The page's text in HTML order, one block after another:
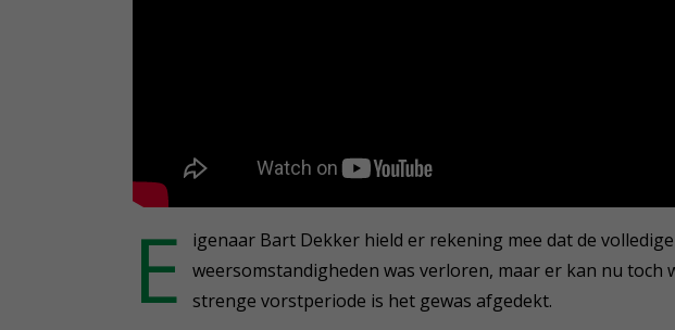
E
igenaar Bart Dekker hield er rekening mee dat de
weersomstandigheden was verloren, maar er kan nu toch
strenge vorstperiode is het gewas afgedekt.